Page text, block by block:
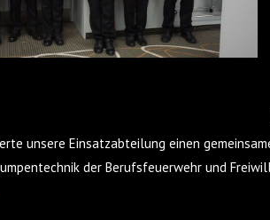
unsere Einsatzabteilung einen
der Berufsfeuerwehr und